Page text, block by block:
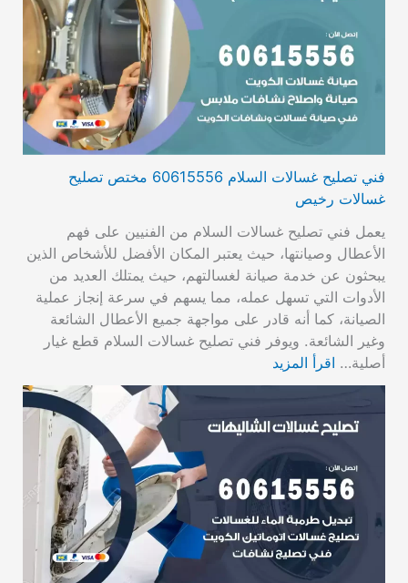
فني تصليح غسالات السلام 60615556 مختص تصليح
غسالات رخيص
يعمل فني تصليح غسالات السلام من الفنيين على فهم
الأعطال وصيانتها، حيث يعتبر المكان الأفضل للأشخاص الذين
يبحثون عن خدمة صيانة لغسالتهم، حيث يمتلك العديد من
الأدوات التي تسهل عمله، مما يسهم في سرعة إنجاز عملية
الصيانة، كما أنه قادر على مواجهة جميع الأعطال الشائعة
وغير الشائعة. ويوفر فني تصليح غسالات السلام قطع غيار
أصلية… اقرأ المزيد